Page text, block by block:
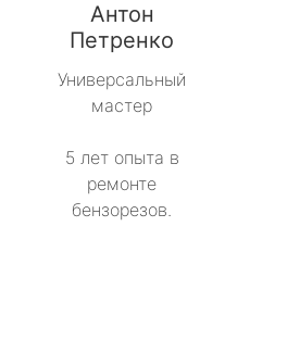
Антон
Петренко
Универсальный
мастер
5 лет опыта в
ремонте
бензорезов.